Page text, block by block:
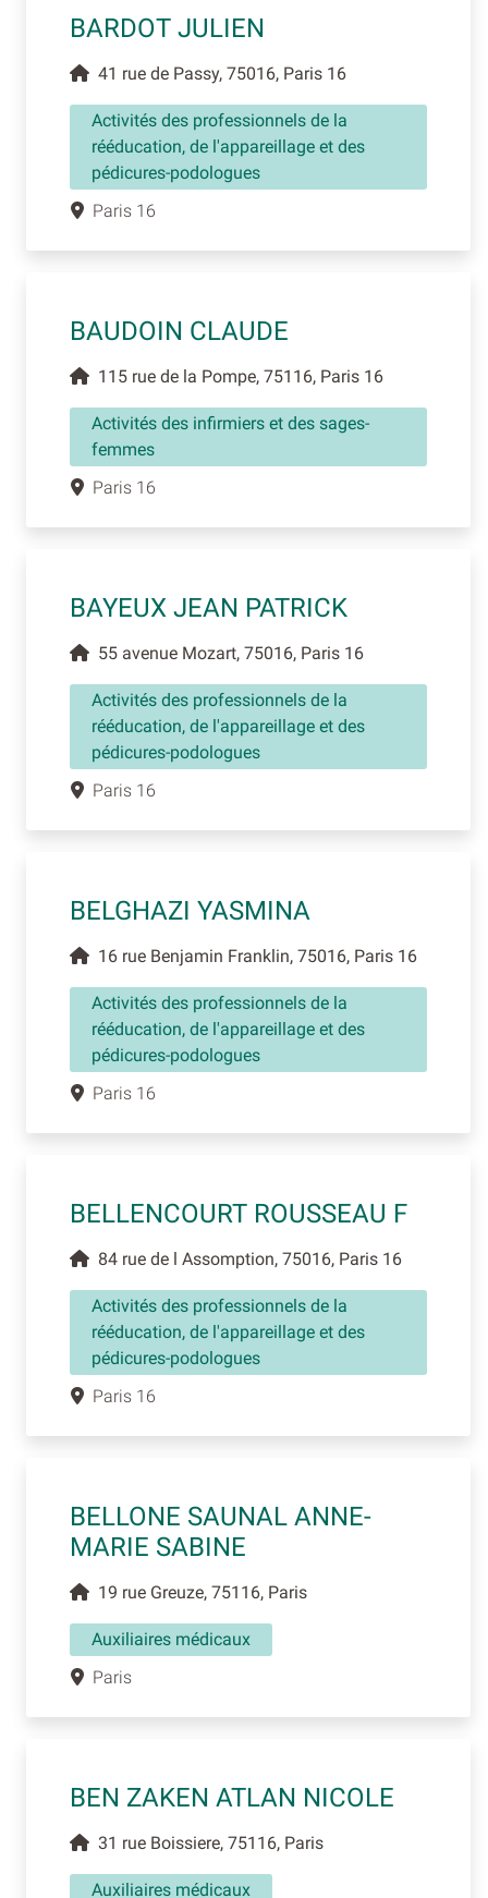
BARDOT JULIEN
41 rue de Passy, 75016, Paris 16
Activités des professionnels de la
rééducation, de l'appareillage et des
pédicures-podologues
Paris 16
BAUDOIN CLAUDE
115 rue de la Pompe, 75116, Paris 16
Activités des infirmiers et des sages-
femmes
Paris 16
BAYEUX JEAN PATRICK
55 avenue Mozart, 75016, Paris 16
Activités des professionnels de la
rééducation, de l'appareillage et des
pédicures-podologues
Paris 16
BELGHAZI YASMINA
16 rue Benjamin Franklin, 75016, Paris 16
Activités des professionnels de la
rééducation, de l'appareillage et des
pédicures-podologues
Paris 16
BELLENCOURT ROUSSEAU F
84 rue de l Assomption, 75016, Paris 16
Activités des professionnels de la
rééducation, de l'appareillage et des
pédicures-podologues
Paris 16
BELLONE SAUNAL ANNE-
MARIE SABINE
19 rue Greuze, 75116, Paris
Auxiliaires médicaux
Paris
BEN ZAKEN ATLAN NICOLE
31 rue Boissiere, 75116, Paris
Auxiliaires médicaux